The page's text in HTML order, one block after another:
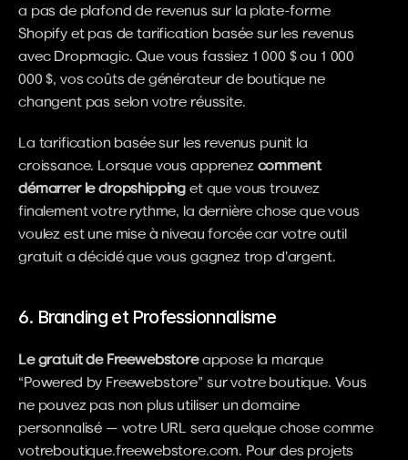
a pas de plafond de revenus sur la plate-forme
Shopify et pas de tarification basée sur les revenus
avec Dropmagic. Que vous fassiez 1 000 $ ou 1 000
000 $, vos coûts de générateur de boutique ne
changent pas selon votre réussite.
La tarification basée sur les revenus punit la
croissance. Lorsque vous apprenez comment
démarrer le dropshipping et que vous trouvez
finalement votre rythme, la dernière chose que vous
voulez est une mise à niveau forcée car votre outil
gratuit a décidé que vous gagnez trop d'argent.
6. Branding et Professionnalisme
Le gratuit de Freewebstore appose la marque
“Powered by Freewebstore” sur votre boutique. Vous
ne pouvez pas non plus utiliser un domaine
personnalisé — votre URL sera quelque chose comme
votreboutique.freewebstore.com. Pour des projets